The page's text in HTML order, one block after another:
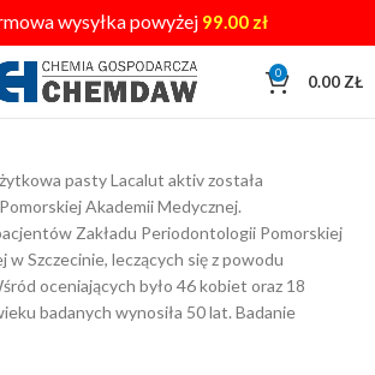
wysyłka powyżej 99.00 zł
0 0.00 ZŁ
pasty Lacalut aktiv została
Akademii Medycznej.
Zakładu Periodontologii Pomorskiej
w Szczecinie, leczących się z powodu
oceniających było 46 kobiet oraz 18
badanych wynosiła 50 lat. Badanie